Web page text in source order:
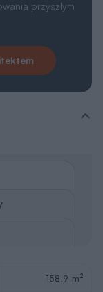
przyszłym
158,9 m2